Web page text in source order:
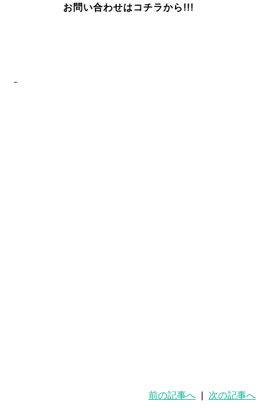
お問い合わせはコチラから!!!
前の記事へ 次の記事へ